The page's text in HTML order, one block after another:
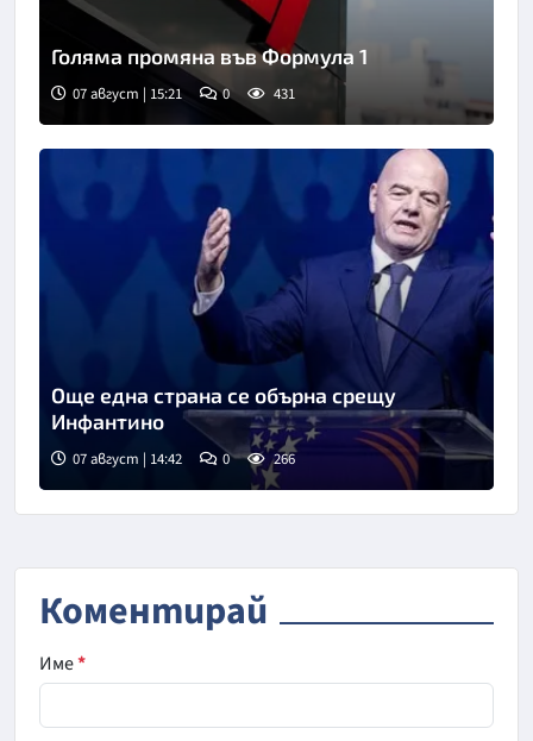
Голяма промяна във Формула 1
07 август | 15:21 0 431
Още една страна се обърна срещу
Инфантино
07 август | 14:42 0 266
Коментирай
Име*